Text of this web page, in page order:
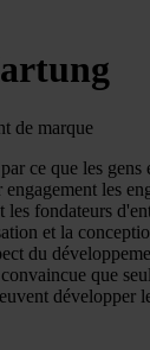
de marque
ce que les gens
les
les fondateurs
et la
du
que
développer